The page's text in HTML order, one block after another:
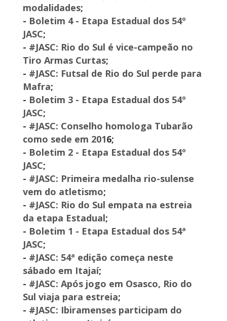
modalidades;
- Boletim 4 - Etapa Estadual dos 54º
JASC;
- #JASC: Rio do Sul é vice-campeão no
Tiro Armas Curtas;
- #JASC: Futsal de Rio do Sul perde para
Mafra;
- Boletim 3 - Etapa Estadual dos 54º
JASC;
- #JASC: Conselho homologa Tubarão
como sede em 2016;
- Boletim 2 - Etapa Estadual dos 54º
JASC;
- #JASC: Primeira medalha rio-sulense
vem do atletismo;
- #JASC: Rio do Sul empata na estreia
da etapa Estadual;
- Boletim 1 - Etapa Estadual dos 54ª
JASC;
- #JASC: 54ª edição começa neste
sábado em Itajaí;
- #JASC: Após jogo em Osasco, Rio do
Sul viaja para estreia;
- #JASC: Ibiramenses participam do